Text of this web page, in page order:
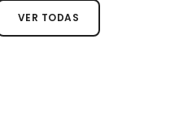
VER TODAS